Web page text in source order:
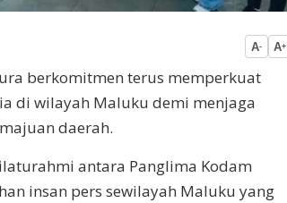
A- A+
berkomitmen terus memperkuat
di wilayah Maluku demi menjaga
daerah.
antara Panglima Kodam
insan pers sewilayah Maluku yang